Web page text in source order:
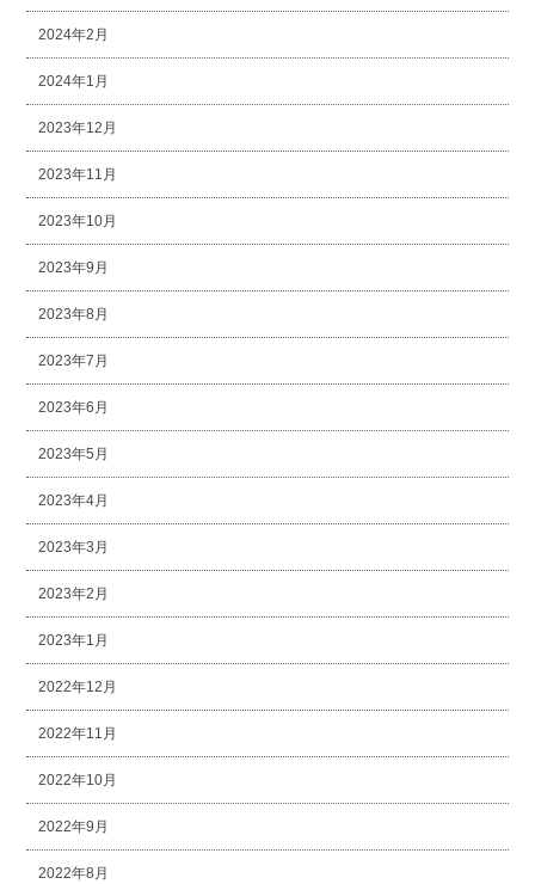
2024年2月
2024年1月
2023年12月
2023年11月
2023年10月
2023年9月
2023年8月
2023年7月
2023年6月
2023年5月
2023年4月
2023年3月
2023年2月
2023年1月
2022年12月
2022年11月
2022年10月
2022年9月
2022年8月